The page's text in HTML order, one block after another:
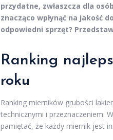
przydatne, zwłaszcza dla
znacząco wpłynąć na jakość
odpowiedni sprzęt?
Ranking
roku
Ranking mierników grubości
technicznymi i przeznaczeniem.
pamiętać, że każdy miernik jest